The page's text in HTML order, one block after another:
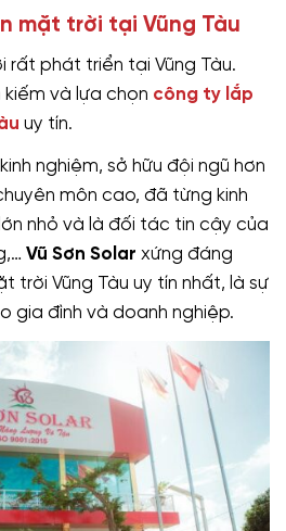
mặt trời tại Vũng Tàu
rất phát triển tại Vũng Tàu.
kiếm và lựa chọn công ty lắp
uy tín.
nghiệm, sở hữu đội ngũ hơn
môn cao, đã từng kinh
nhỏ và là đối tác tin cậy của
Vũ Sơn Solar xứng đáng
trời Vũng Tàu uy tín nhất, là sự
gia đình và doanh nghiệp.